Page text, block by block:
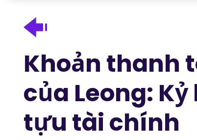
Khoản thanh
của Leong:
tựu tài chính